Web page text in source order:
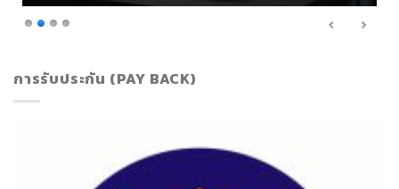
การรับประกัน (PAY BACK)